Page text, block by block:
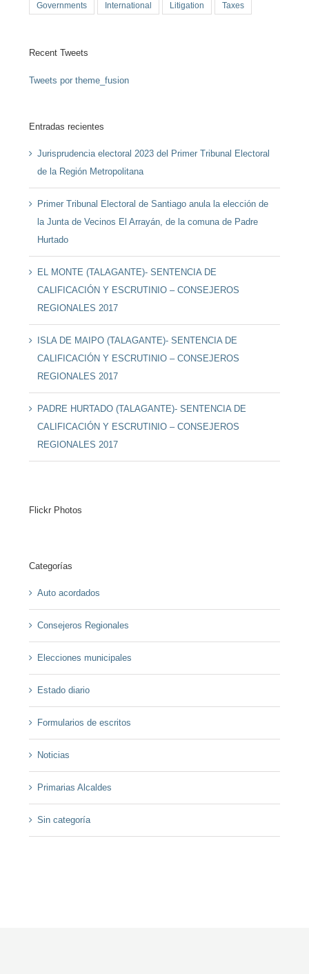
Governments International Litigation Taxes
Recent Tweets
Tweets por theme_fusion
Entradas recientes
Jurisprudencia electoral 2023 del Primer Tribunal Electoral
de la Región Metropolitana
Primer Tribunal Electoral de Santiago anula la elección de
la Junta de Vecinos El Arrayán, de la comuna de Padre
Hurtado
EL MONTE (TALAGANTE)- SENTENCIA DE
CALIFICACIÓN Y ESCRUTINIO – CONSEJEROS
REGIONALES 2017
ISLA DE MAIPO (TALAGANTE)- SENTENCIA DE
CALIFICACIÓN Y ESCRUTINIO – CONSEJEROS
REGIONALES 2017
PADRE HURTADO (TALAGANTE)- SENTENCIA DE
CALIFICACIÓN Y ESCRUTINIO – CONSEJEROS
REGIONALES 2017
Flickr Photos
Categorías
Auto acordados
Consejeros Regionales
Elecciones municipales
Estado diario
Formularios de escritos
Noticias
Primarias Alcaldes
Sin categoría